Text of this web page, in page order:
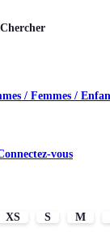
Chercher
vous
/ Femmes /
XS S M